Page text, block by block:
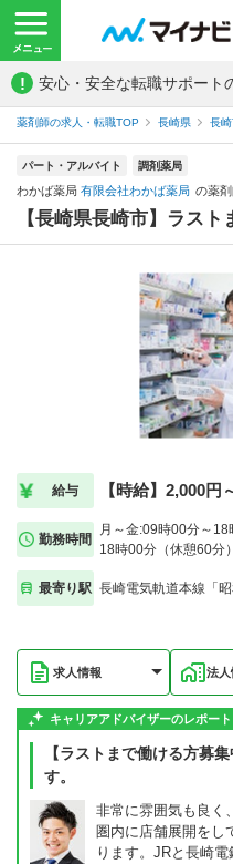
! 安心・安全な転職サポート
薬剤師の求人・転職TOP 長崎県 長
パート・アルバイト 調剤薬局
わかば薬局 有限会社わかば薬局 の薬剤
【長崎県長崎市】ラスト
給与 【時給】2,000円
勤務時間
月～金:09時00分～
18時00分（休憩60分
最寄り駅 長崎電気軌道本線「
求人情報 法人
キャリアアドバイザーのレポート
【ラストまで働ける方募
す。
非常に雰囲気も良く
圏内に店舗展開をし
ります。JRと長崎